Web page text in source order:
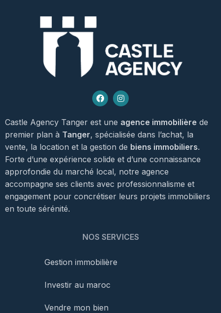
Castle Agency Tanger est une agence immobilière de
premier plan à Tanger, spécialisée dans l’achat, la
vente, la location et la gestion de biens immobiliers.
Forte d’une expérience solide et d’une connaissance
approfondie du marché local, notre agence
accompagne ses clients avec professionnalisme et
engagement pour concrétiser leurs projets immobiliers
en toute sérénité.
NOS SERVICES
Gestion immobilière
Investir au maroc
Vendre mon bien